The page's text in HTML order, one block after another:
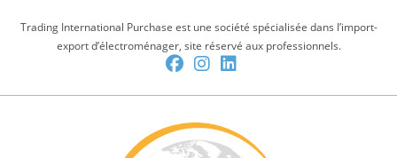
Trading International Purchase est une société spécialisée dans l’import-
export d’électroménager, site réservé aux professionnels.